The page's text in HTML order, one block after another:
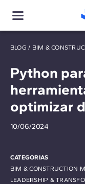
BLOG / BIM &
Python
optimizar
10/06/2024
CATEGORIAS
BIM & CONSTRUCTION
LEADERSHIP &